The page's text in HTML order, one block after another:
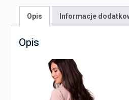
Opis Informacje
Opis